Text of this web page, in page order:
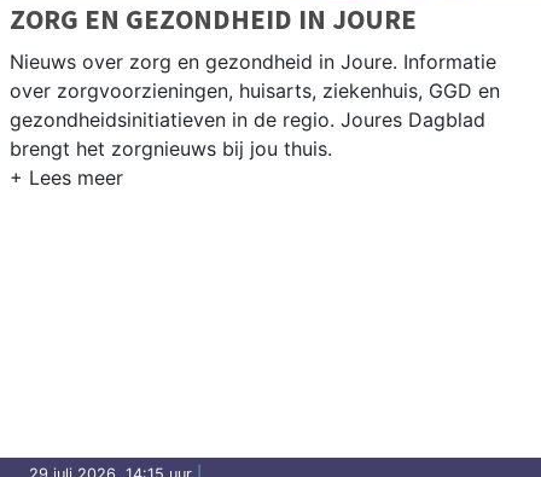
ZORG EN GEZONDHEID IN JOURE
Nieuws over zorg en gezondheid in Joure. Informatie
over zorgvoorzieningen, huisarts, ziekenhuis, GGD en
gezondheidsinitiatieven in de regio. Joures Dagblad
brengt het zorgnieuws bij jou thuis.